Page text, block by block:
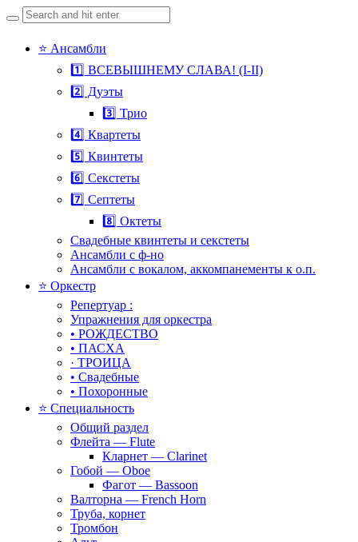
Search
for:
Skip
⭐ Ансамбли
1️⃣ ВСЕВЫШНЕМУ СЛАВА! (I-II)
2️⃣ Дуэты
3️⃣ Трио
4️⃣ Квартеты
5️⃣ Квинтеты
6️⃣ Секстеты
7️⃣ Септеты
8️⃣ Октеты
Свадебные квинтеты и секстеты
Ансамбли с ф-но
Ансамбли с вокалом, аккомпанементы к о.п.
⭐ Оркестр
Репертуар :
Упражнения для оркестра
• РОЖДЕСТВО
• ПАСХА
· ТРОИЦА
• Свадебные
• Похоронные
⭐ Специальность
Общий раздел
Флейта — Flute
Кларнет — Clarinet
Гобой — Oboe
Фагот — Bassoon
Валторна — French Horn
Труба, корнет
Тромбон